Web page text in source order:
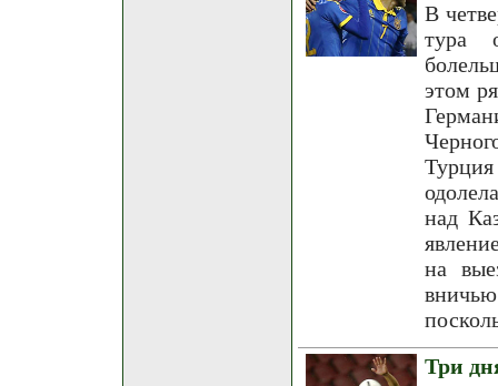
В
тура
этом
над
на
Три